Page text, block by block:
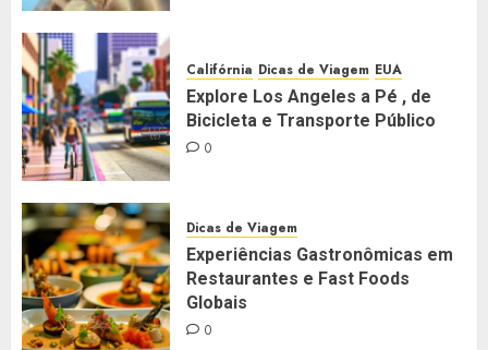
Califórnia Dicas de Viagem EUA
Explore Los Angeles a Pé , de
Bicicleta e Transporte Público
0
Dicas de Viagem
Experiências Gastronômicas em
Restaurantes e Fast Foods
Globais
0